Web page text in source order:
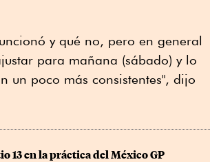
y qué no, pero en general
para mañana (sábado) y lo
un poco más consistentes", dijo
13 en la práctica del México GP